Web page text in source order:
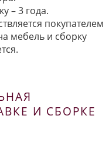
– 3 года.
покупателем
мебель и сборку
И СБОРКЕ